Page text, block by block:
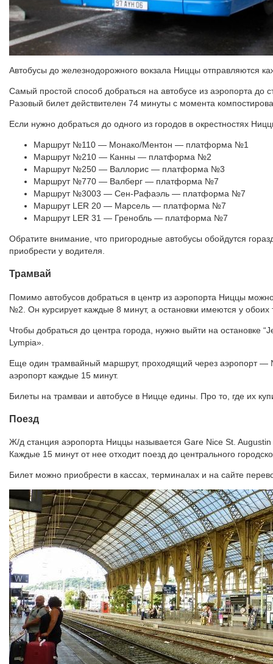
Автобусы до железнодорожного вокзала Ниццы отправляются
Самый простой способ добраться на автобусе из аэропорта
Разовый билет действителен 74 минуты с момента
Если нужно добраться до одного из городов в окрестностях
Маршрут №110 — Монако/Ментон — платформа №1
Маршрут №210 — Канны — платформа №2
Маршрут №250 — Валлорис — платформа №3
Маршрут №770 — Валберг — платформа №7
Маршрут №3003 — Сен-Рафаэль — платформа №7
Маршрут LER 20 — Марсель — платформа №7
Маршрут LER 31 — Гренобль — платформа №7
Обратите внимание, что пригородные автобусы обойдутся
приобрести у водителя.
Трамвай
Помимо автобусов добраться в центр из аэропорта Ниццы
№2. Он курсирует каждые 8 минут, а остановки имеются у обоих
Чтобы добраться до центра города, нужно выйти на
Lympia».
Еще один трамвайный маршрут, проходящий через аэропорт
аэропорт каждые 15 минут.
Билеты на трамваи и автобусе в Ницце едины. Про то, где их
Поезд
Ж/д станция аэропорта Ниццы называется Gare Nice St.
Каждые 15 минут от нее отходит поезд до центрального
Билет можно приобрести в кассах, терминалах и на сайте